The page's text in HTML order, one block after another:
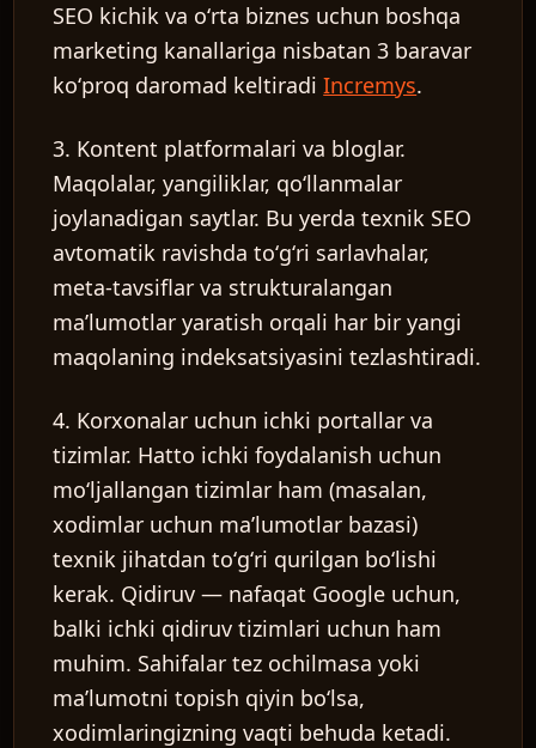
SEO kichik va oʻrta biznes uchun boshqa
marketing kanallariga nisbatan 3 baravar
koʻproq daromad keltiradiIncremys.
3. Kontent platformalari va bloglar.
Maqolalar, yangiliklar, qoʻllanmalar
joylanadigan saytlar. Bu yerda texnik SEO
avtomatik ravishda toʻgʻri sarlavhalar,
meta-tavsiflar va strukturalangan
maʼlumotlar yaratish orqali har bir yangi
maqolaning indeksatsiyasini tezlashtiradi.
4. Korxonalar uchun ichki portallar va
tizimlar. Hatto ichki foydalanish uchun
moʻljallangan tizimlar ham (masalan,
xodimlar uchun maʼlumotlar bazasi)
texnik jihatdan toʻgʻri qurilgan boʻlishi
kerak. Qidiruv — nafaqat Google uchun,
balki ichki qidiruv tizimlari uchun ham
muhim. Sahifalar tez ochilmasa yoki
maʼlumotni topish qiyin boʻlsa,
xodimlaringizning vaqti behuda ketadi.